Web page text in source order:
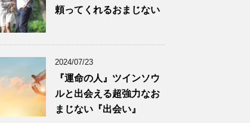
頼ってくれるおまじない
2024/07/23
『運命の人』ツインソウ
ルと出会える超強力なお
まじない『出会い』